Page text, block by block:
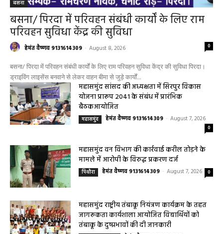
बसना
बसना/ पिरदा में परिवहन संबंधी कार्यों के लिए राम
परिवहन सुविधा केंद्र की सुविधा
हेमंत वैष्णव 9131614309 - August 8, 2026
बसना/ पिरदा में परिवहन संबंधी कार्यों के लिए राम परिवहन सुविधा केंद्र की सुविधा पिरदा।
ड्राइविंग लाइसेंस बनवाने से लेकर वाहन बीमा से जुड़े कार्यों...
महासमुंद सांसद की अध्यक्षता में सिरपुर विकास
महासमुंद हेमंत वैष्णव 9131614309 - August 7, 2026
पिथौरा हेमंत वैष्णव 9131614309 - August 7, 2026